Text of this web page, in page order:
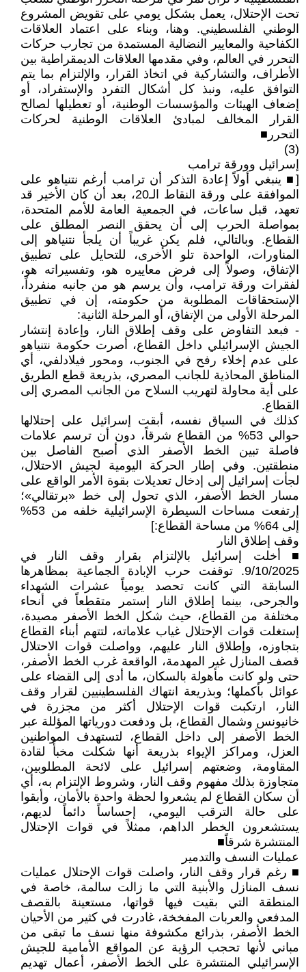
تحت الإحتلال، يعمل بشكل يومي على تقويض المشروع
الوطني الفلسطيني. وهنا، وبناء على اعتماد العلاقات
الكفاحية والمعايير النضالية المستمدة من تجارب حركات
التحرر في العالم، وفي مقدمها العلاقات الديمقراطية بين
الأطراف، والتشاركية في اتخاذ القرار، والإلتزام بما يتم
التوافق عليه، ونبذ كل أشكال التفرد والإستفراد، أو
إضعاف الهيئات والمؤسسات الوطنية، أو تعطيلها لصالح
القرار المخالف لمبادئ العلاقات الوطنية لحركات
التحرر■
(3)
إسرائيل وورقة ترامب
[■ ينبغي أولاً إعادة التذكر أن ترامب أرغم نتنياهو على
الموافقة على ورقة النقاط الـ20، بعد أن كان الأخير قد
تعهد، قبل ساعات، في الجمعية العامة للأمم المتحدة،
بمواصلة الحرب إلى أن يحقق النصر المطلق على
القطاع. وبالتالي، فلم يكن غريباً أن يلجأ نتنياهو إلى
المناورات، الواحدة تلو الأخرى، للتحايل على تطبيق
الإتفاق، وصولاً إلى فرض معاييره هو، وتفسيراته هو،
لفقرات ورقة ترامب، وأن يرسم هو من جانبه منفرداً،
الإستحقاقات المطلوبة من حكومته، إن في تطبيق
المرحلة الأولى من الإتفاق، أو المرحلة الثانية:
- فبعد التفاوض على وقف إطلاق النار، وإعادة إنتشار
الجيش الإسرائيلي داخل القطاع، أصرت حكومة نتنياهو
على عدم إخلاء رفح في الجنوب، ومحور فيلادلفي، أي
المناطق المحاذية للجانب المصري، بذريعة قطع الطريق
على أية محاولة لتهريب السلاح من الجانب المصري إلى
القطاع.
كذلك في السياق نفسه، أبقت إسرائيل على إحتلالها
حوالي 53% من القطاع شرقاً، دون أن ترسم علامات
فاصلة تبين الخط الأصفر الذي أصبح الفاصل بين
منطقتين. وفي إطار الحركة اليومية لجيش الاحتلال،
لجأت إسرائيل إلى إدخال تعديلات بقوة الأمر الواقع على
مسار الخط الأصفر، الذي تحول إلى خط «برتقالي»؛
إرتفعت مساحات السيطرة الإسرائيلية خلفه من 53%
إلى 64% من مساحة القطاع:]
وقف إطلاق النار
■ أخلت إسرائيل بالإلتزام بقرار وقف النار في
9/10/2025. توقفت حرب الإبادة الجماعية بمظاهرها
السابقة التي كانت تحصد يومياً عشرات الشهداء
والجرحى، بينما إطلاق النار إستمر متقطعاً في أنحاء
مختلفة من القطاع، حيث شكل الخط الأصفر مصيدة،
إستغلت قوات الإحتلال غياب علاماته، لتتهم أبناء القطاع
بتجاوزه، وإطلاق النار عليهم، وواصلت قوات الاحتلال
قصف المنازل غير المهدمة، الواقعة غرب الخط الأصفر،
حتى ولو كانت مأهولة بالسكان، ما أدى إلى القضاء على
عوائل بأكملها؛ وبذريعة انتهاك الفلسطينيين لقرار وقف
النار، ارتكبت قوات الإحتلال أكثر من مجزرة في
خانيونس وشمال القطاع، بل ودفعت دورياتها المؤللة عبر
الخط الأصفر إلى داخل القطاع، لتستهدف المواطنين
العزل، ومراكز الإيواء بذريعة أنها شكلت مخبأً لقادة
المقاومة، وضعتهم إسرائيل على لائحة المطلوبين،
متجاوزة بذلك مفهوم وقف النار، وشروط الإلتزام به، أي
أن سكان القطاع لم يشعروا لحظة واحدة بالأمان، وأبقوا
على حالة الترقب اليومي، إحساساً دائماً لديهم،
يستشعرون الخطر الداهم، ممثلاً في قوات الإحتلال
المنتشرة شرقاً■
عمليات النسف والتدمير
■ رغم قرار وقف النار، واصلت قوات الإحتلال عمليات
نسف المنازل والأبنية التي ما زالت سالمة، خاصة في
المنطقة التي بقيت فيها قواتها، مستعينة بالقصف
المدفعي والعربات المفخخة، غادرت في كثير من الأحيان
الخط الأصفر، بذرائع مكشوفة منها نسف ما تبقى من
مباني لأنها تحجب الرؤية عن المواقع الأمامية للجيش
الإسرائيلي المنتشرة على الخط الأصفر، أعمال تهديم